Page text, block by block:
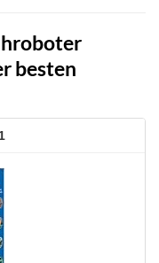
besten
1